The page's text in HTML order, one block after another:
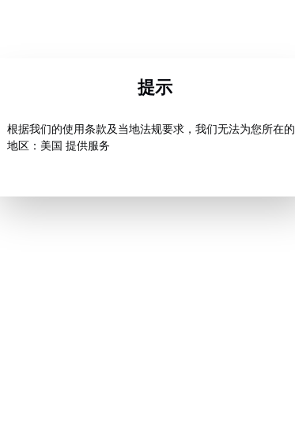
提示
根据我们的使用条款及当地法规要求，我们无法为您所在的
地区：美国 提供服务